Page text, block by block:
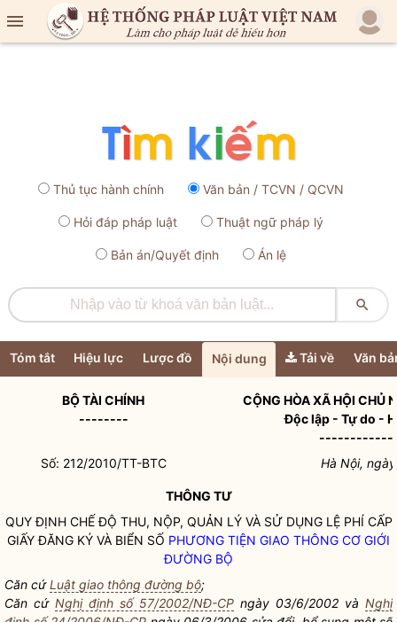

Thủ tục hành chính Văn bản / TCVN / QCVN
Hỏi đáp pháp luật Thuật ngữ pháp lý
Bản án/Quyết định Án lệ

Tóm tắt Hiệu lực Lược đồ Nội dung Tải về Văn
BỘ TÀI CHÍNH
--------
CỘNG HÒA XÃ HỘI CHỦ
Độc lập - Tự do -
Số: 212/2010/TT-BTC
Hà Nội,
THÔNG TƯ
QUY ĐỊNH CHẾ ĐỘ THU, NỘP, QUẢN LÝ VÀ SỬ DỤNG LỆ PHÍ CẤP
GIẤY ĐĂNG KÝ VÀ BIỂN SỐ PHƯƠNG TIỆN GIAO THÔNG CƠ GIỚI
ĐƯỜNG BỘ
Căn cứLuật giao thông đường bộ;
Căn cứ Nghị định số 57/2002/NĐ-CP ngày 03/6/2002 và Nghị